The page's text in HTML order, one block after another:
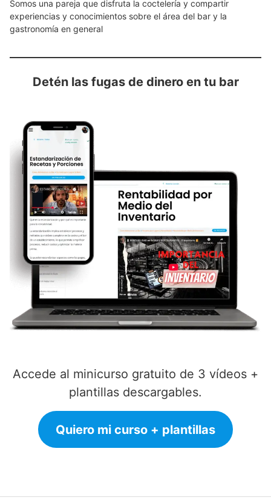
Somos una pareja que disfruta la coctelería y compartir
experiencias y conocimientos sobre el área del bar y la
gastronomía en general
Detén las fugas de dinero en tu bar
Accede al minicurso gratuito de 3 vídeos +
plantillas descargables.
Quiero mi curso + plantillas